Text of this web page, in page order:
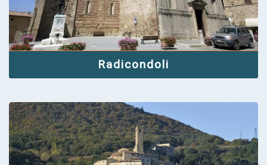
Radicondoli